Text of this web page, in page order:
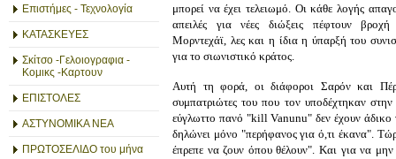
Επιστήμες - Τεχνολογία
ΚΑΤΑΣΚΕΥΕΣ
Σκίτσο -Γελοιογραφια -
Κομικς -Καρτουν
ΕΠΙΣΤΟΛΕΣ
ΑΣΤΥΝΟΜΙΚΑ ΝΕΑ
ΠΡΩΤΟΣΕΛΙΔΟ του μήνα
μπορεί να έχει τελειωμό. Οι κάθε λογής
απειλές για νέες διώξεις πέφτουν
Μορντεχάϊ, λες και η ίδια η ύπαρξή του
για το σιωνιστικό κράτος.
Αυτή τη φορά, οι διάφοροι Σαρόν και
συμπατριώτες του που τον υποδέχτηκαν
εύγλωττο πανό "kill Vanunu" δεν έχουν άδικο
δηλώνει μόνο "περήφανος για ό,τι έκανα".
έπρεπε να ζουν όπου θέλουν". Και για να